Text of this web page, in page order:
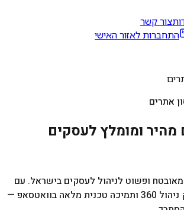
צור קשר
התחברות לאזור האישי
אתרים
מהיר ומומלץ לעסקים
ופשוט לניהול לעסקים בישראל. עם
SSL, גיבויים, ממשק ניהול 360 ותמיכה טכנית מלאה בוואטסאפ —